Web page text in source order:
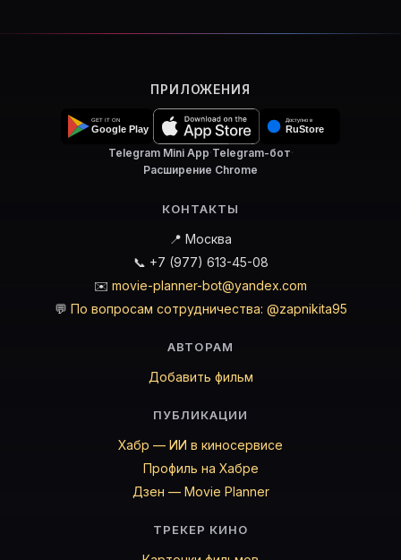
ПРИЛОЖЕНИЯ
Telegram Mini App·Telegram-бот·
Расширение Chrome
КОНТАКТЫ
📍 Москва
📞 +7 (977) 613-45-08
✉️ movie-planner-bot@yandex.com
💬 По вопросам сотрудничества: @zapnikita95
АВТОРАМ
Добавить фильм
ПУБЛИКАЦИИ
Хабр — ИИ в киносервисе
Профиль на Хабре
Дзен — Movie Planner
ТРЕКЕР КИНО